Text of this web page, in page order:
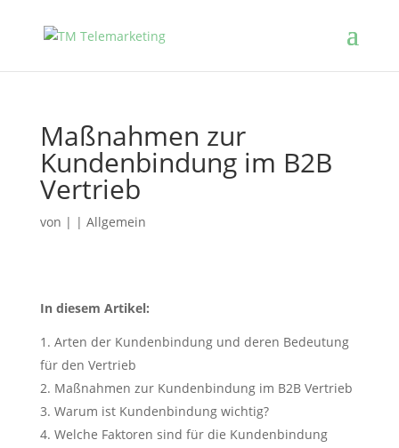
Maßnahmen zur
Kundenbindung im B2B
Vertrieb
von | | Allgemein
In diesem Artikel:
Arten der Kundenbindung und deren Bedeutung
für den Vertrieb
Maßnahmen zur Kundenbindung im B2B Vertrieb
Warum ist Kundenbindung wichtig?
Welche Faktoren sind für die Kundenbindung